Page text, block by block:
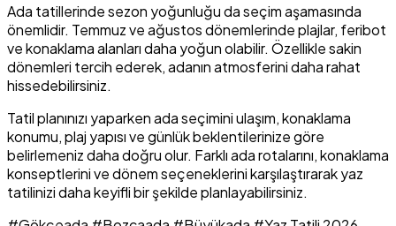
Ada tatillerinde sezon yoğunluğu da seçim aşamasında
önemlidir. Temmuz ve ağustos dönemlerinde plajlar, feribot
ve konaklama alanları daha yoğun olabilir. Özellikle sakin
dönemleri tercih ederek, adanın atmosferini daha rahat
hissedebilirsiniz.
Tatil planınızı yaparken ada seçimini ulaşım, konaklama
konumu, plaj yapısı ve günlük beklentilerinize göre
belirlemeniz daha doğru olur. Farklı ada rotalarını, konaklama
konseptlerini ve dönem seçeneklerini karşılaştırarak yaz
tatilinizi daha keyifli bir şekilde planlayabilirsiniz.